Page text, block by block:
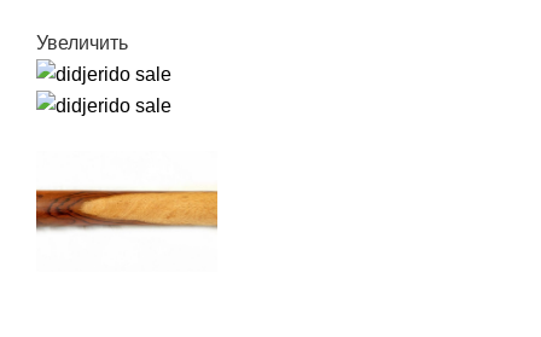
Увеличить